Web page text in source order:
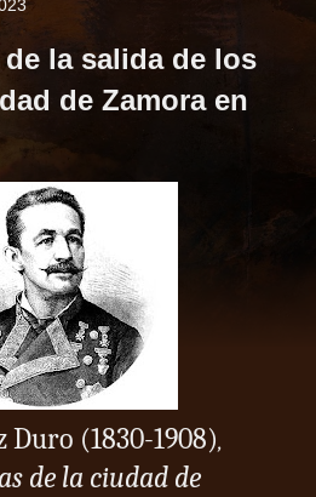
la salida de los
de Zamora en
Duro (1830-1908),
de la ciudad de